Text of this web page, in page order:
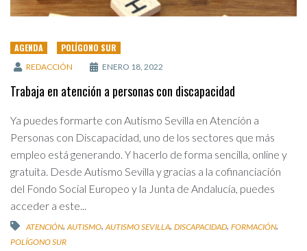
AGENDA POLÍGONO SUR
REDACCIÓN ENERO 18, 2022
Trabaja en atención a personas con discapacidad
Ya puedes formarte con Autismo Sevilla en Atención a
Personas con Discapacidad, uno de los sectores que más
empleo está generando. Y hacerlo de forma sencilla, online y
gratuita. Desde Autismo Sevilla y gracias a la cofinanciación
del Fondo Social Europeo y la Junta de Andalucía, puedes
acceder a este...
ATENCIÓN, AUTISMO, AUTISMO SEVILLA, DISCAPACIDAD, FORMACIÓN,
POLÍGONO SUR